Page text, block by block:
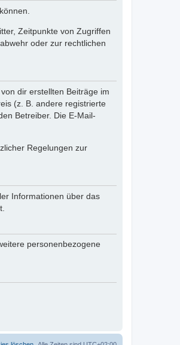
Zeitpunkte von Zugriffen
oder zur rechtlichen
dir erstellten Beiträge im
(z. B. andere registrierte
Betreiber. Die E-Mail-
Regelungen zur
Informationen über das
personenbezogene